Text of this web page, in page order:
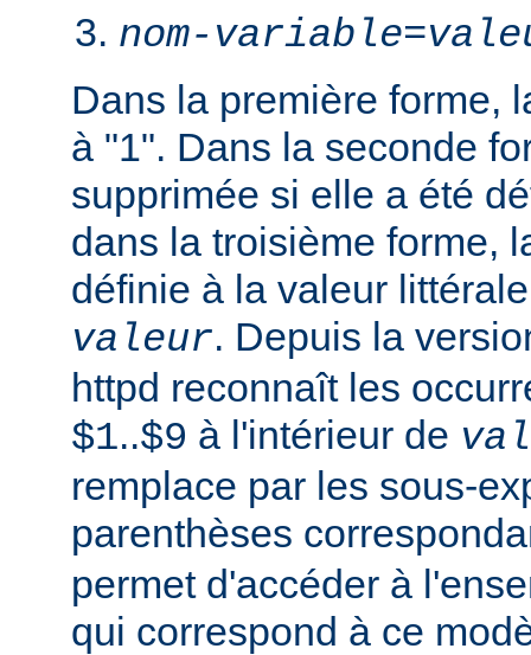
nom-variable=
Dans la première forme,
à "1". Dans la seconde
supprimée si elle a été
dans la troisième forme,
définie à la valeur
valeur. Depuis la
httpd reconnaît les
$1..$9 à l'intérieur de
remplace par les sous-
parenthèses
permet d'accéder à
qui correspond à ce